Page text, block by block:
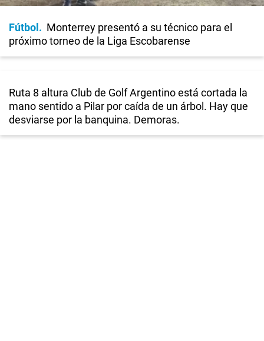
Fútbol
Monterrey presentó a su técnico para el
próximo torneo de la Liga Escobarense
Ruta 8 altura Club de Golf Argentino está cortada la
mano sentido a Pilar por caída de un árbol. Hay que
desviarse por la banquina. Demoras.